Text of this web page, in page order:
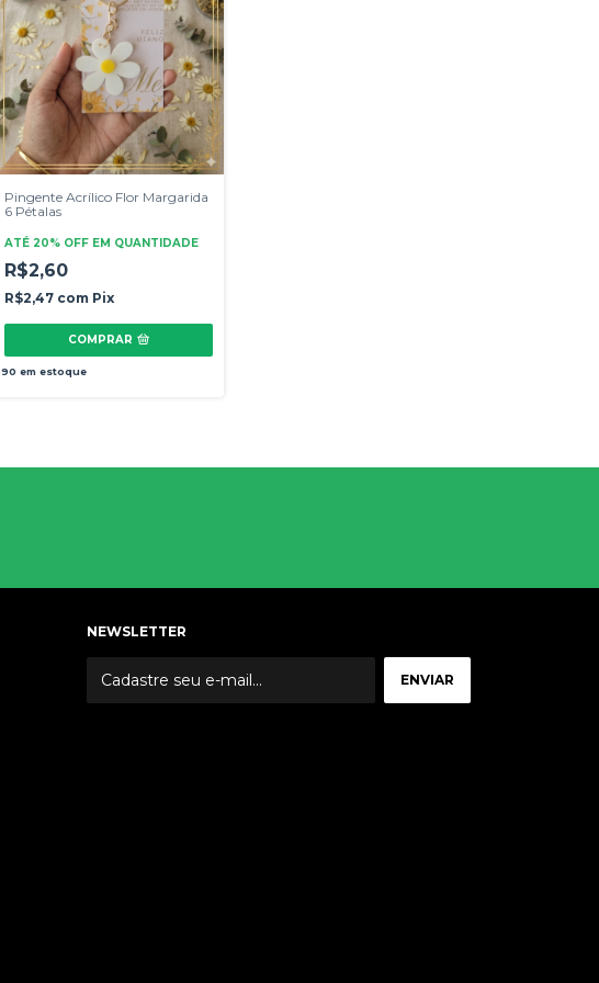
Pingente Acrílico Flor Margarida
6 Pétalas
ATÉ 20% OFF EM QUANTIDADE
R$2,60
R$2,47 com Pix
COMPRAR
90 em estoque
NEWSLETTER